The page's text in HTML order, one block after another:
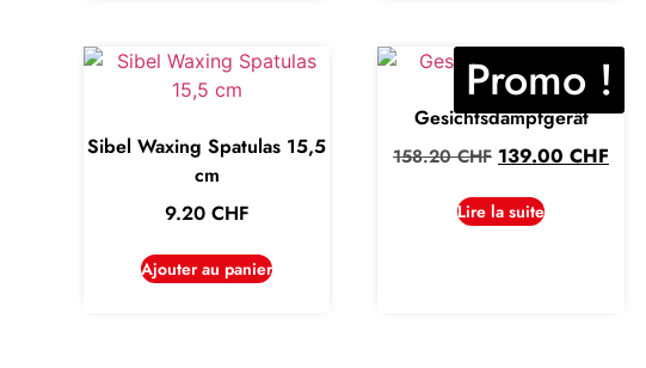
Sibel Waxing Spatulas 15,5
cm
9.20 CHF
Ajouter au panier
Promo !
Gesichtsdampfgerät
158.20CHF 139.00CHF
Lire la suite